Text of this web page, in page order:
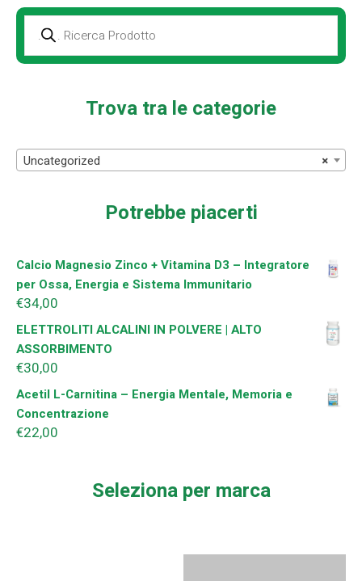
Prodotti
della
ricerca
Trova tra le categorie
×
Uncategorized
Potrebbe piacerti
Calcio Magnesio Zinco + Vitamina D3 – Integratore
per Ossa, Energia e Sistema Immunitario
€34,00
ELETTROLITI ALCALINI IN POLVERE | ALTO
ASSORBIMENTO
€30,00
Acetil L-Carnitina – Energia Mentale, Memoria e
Concentrazione
€22,00
Seleziona per marca